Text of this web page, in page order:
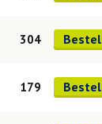
304 Bestel
179 Bestel